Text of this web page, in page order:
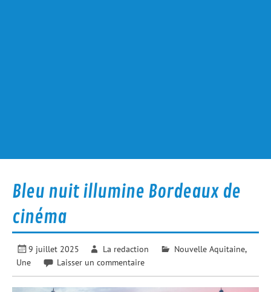
Bleu nuit illumine Bordeaux de
cinéma
9 juillet 2025 La redaction Nouvelle Aquitaine,
Une
Laisser un commentaire